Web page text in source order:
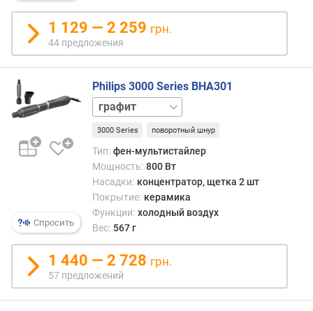
у
с
н
а
а
с
д
к
а
н
д
а
н
1 129 — 2 259 грн.
44 предложения
Спросить
Philips 3000 Series BHA301
белый
фиолетовый
3000 Series поворотный шнур
Тип: фен-мультистайлер
Мощность: 800 Вт
Насадки: концентратор, щетка 2 шт
Покрытие: керамика
Функции: холодный воздух
Вес: 567 г
1 440 — 2 728 грн.
57 предложений